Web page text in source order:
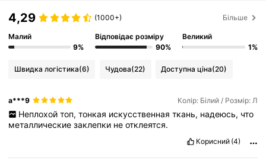
4,29 (1000+) Більше
Малий
9%
Відповідає розміру
90%
Великий
1%
Швидка логістика(6) Чудова(22) Доступна ціна(20)
a***9 Колір: Білий / Розмір: Л
Неплохой топ, тонкая искусственная ткань, надеюсь, что
металлическиезаклепки неотклеятся.
Корисний (4)